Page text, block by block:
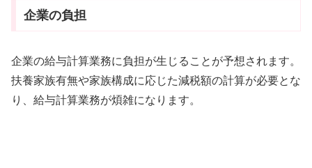
企業の負担
企業の給与計算業務に負担が生じることが予想されます。
扶養家族有無や家族構成に応じた減税額の計算が必要とな
り、給与計算業務が煩雑になります。